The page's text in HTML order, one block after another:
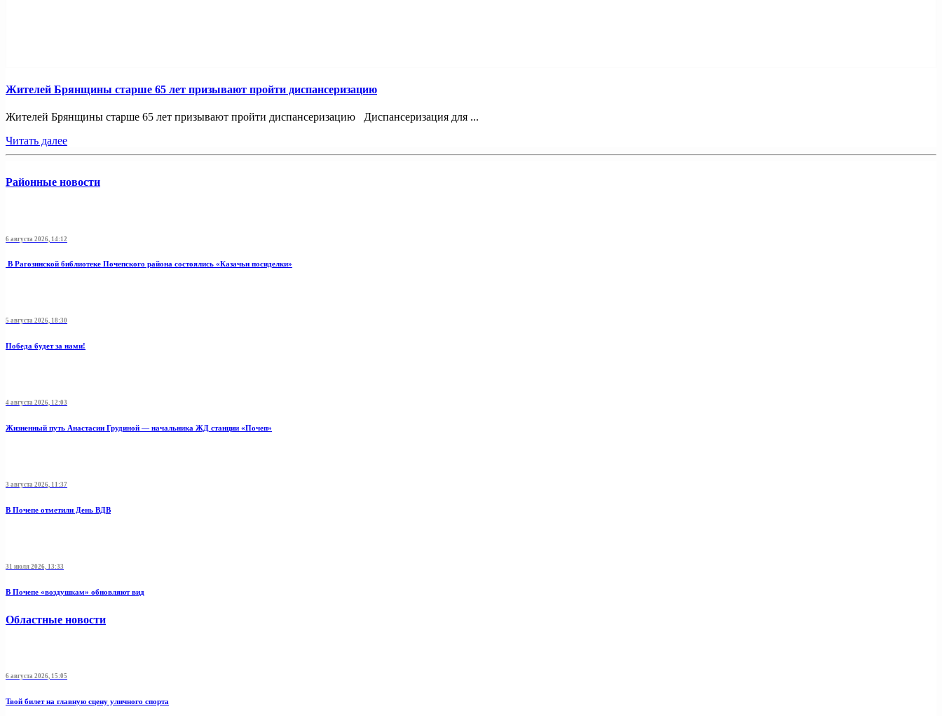
Жителей Брянщины старше 65 лет призывают пройти диспансеризацию
Жителей Брянщины старше 65 лет призывают пройти диспансеризацию Диспансеризация для ...
Читать далее
Районные новости
6 августа 2026, 14:12
В Рагозинской библиотеке Почепского района состоялись «Казачьи посиделки»
5 августа 2026, 18:30
Победа будет за нами!
4 августа 2026, 12:03
Жизненный путь Анастасии Грудиной — начальника ЖД станции «Почеп»
3 августа 2026, 11:37
В Почепе отметили День ВДВ
31 июля 2026, 13:33
В Почепе «воздушкам» обновляют вид
Областные новости
6 августа 2026, 15:05
Твой билет на главную сцену уличного спорта